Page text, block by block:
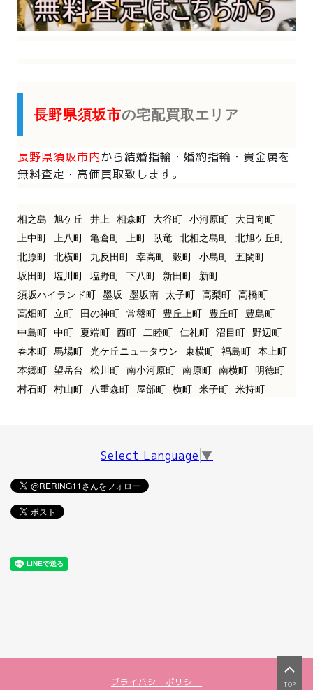
長野県須坂市の宅配買取エリア
長野県須坂市内から結婚指輪・婚約指輪・貴金属を
無料査定・高価買取致します。
相之島 旭ケ丘 井上 相森町 大谷町 小河原町
大日向町
上中町
上八町 亀倉町 上町 臥竜 北相之島町
北旭ケ丘町
北原町
北横町 九反田町 幸高町 穀町 小島町
五閑町
坂田町
塩川町 塩野町 下八町 新田町
新町
須坂ハイランド町
墨坂 墨坂南 太子町 高梨町
高橋町
高畑町
立町 田の神町 常盤町 豊丘上町 豊丘町
豊島町
中島町
中町 夏端町 西町 二睦町 仁礼町 沼目町
野辺町
春木町
馬場町 光ケ丘ニュータウン 東横町 福島町
本上町
本郷町
望岳台 松川町 南小河原町 南原町 南横町
明徳町
村石町
村山町 八重森町 屋部町 横町 米子町 米持町
Select Language ▼
プライバシーポリシー
TOP